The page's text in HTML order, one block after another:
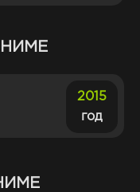
2015
год